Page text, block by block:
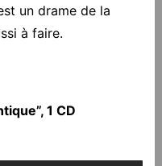
un drame de la
à faire.
1 CD